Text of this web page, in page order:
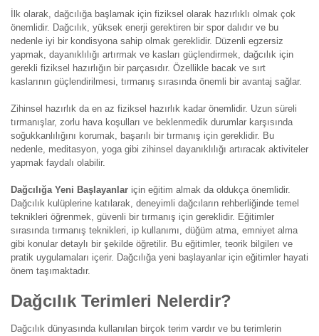
İlk olarak, dağcılığa başlamak için fiziksel olarak hazırlıklı olmak çok
önemlidir. Dağcılık, yüksek enerji gerektiren bir spor dalıdır ve bu
nedenle iyi bir kondisyona sahip olmak gereklidir. Düzenli egzersiz
yapmak, dayanıklılığı artırmak ve kasları güçlendirmek, dağcılık için
gerekli fiziksel hazırlığın bir parçasıdır. Özellikle bacak ve sırt
kaslarının güçlendirilmesi, tırmanış sırasında önemli bir avantaj sağlar.
Zihinsel hazırlık da en az fiziksel hazırlık kadar önemlidir. Uzun süreli
tırmanışlar, zorlu hava koşulları ve beklenmedik durumlar karşısında
soğukkanlılığını korumak, başarılı bir tırmanış için gereklidir. Bu
nedenle, meditasyon, yoga gibi zihinsel dayanıklılığı artıracak aktiviteler
yapmak faydalı olabilir.
Dağcılığa Yeni Başlayanlar için eğitim almak da oldukça önemlidir.
Dağcılık kulüplerine katılarak, deneyimli dağcıların rehberliğinde temel
teknikleri öğrenmek, güvenli bir tırmanış için gereklidir. Eğitimler
sırasında tırmanış teknikleri, ip kullanımı, düğüm atma, emniyet alma
gibi konular detaylı bir şekilde öğretilir. Bu eğitimler, teorik bilgilerı ve
pratik uygulamaları içerir. Dağcılığa yeni başlayanlar için eğitimler hayati
önem taşımaktadır.
Dağcılık Terimleri Nelerdir?
Dağcılık dünyasında kullanılan birçok terim vardır ve bu terimlerin